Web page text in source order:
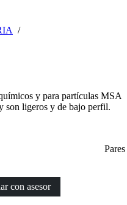
/
y para partículas MSA
son ligeros y de bajo perfil.
Pares
con asesor